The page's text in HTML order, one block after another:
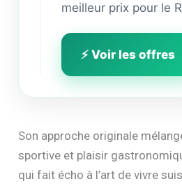
meilleur prix pour le
⚡ Voir les offres
Son approche originale
sportive et plaisir
qui fait écho à l’art de vivre